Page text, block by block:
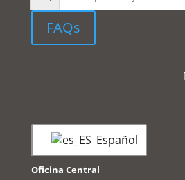
FAQs
Español
Oficina Central